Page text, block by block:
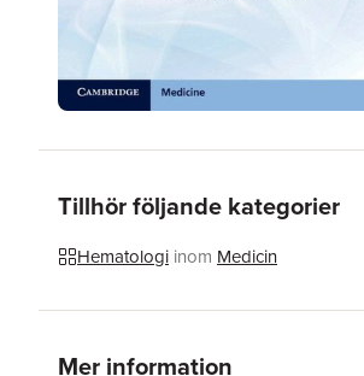
Tillhör följande kategorier
Hematologi inom Medicin
Mer information